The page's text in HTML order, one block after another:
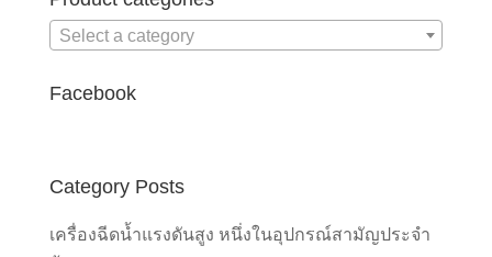
Select a category
Facebook
Category Posts
เครื่องฉีดน้ำแรงดันสูง หนึ่งในอุปกรณ์สามัญประจำ